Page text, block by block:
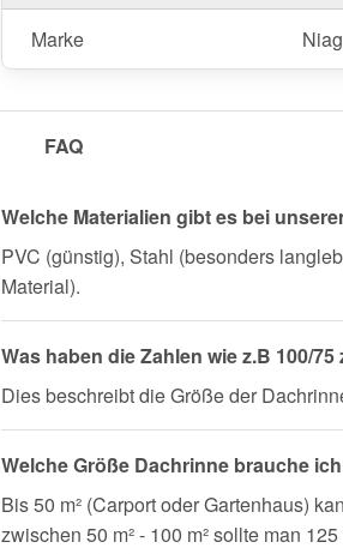
Marke
FAQ
Welche Materialien gibt es bei
PVC (günstig), Stahl (besonders
Material).
Was haben die Zahlen wie z.B 100/
Dies beschreibt die Größe der
Welche Größe Dachrinne brauche
Bis 50 m² (Carport oder Gartenhaus)
zwischen 50 m² - 100 m² sollte man